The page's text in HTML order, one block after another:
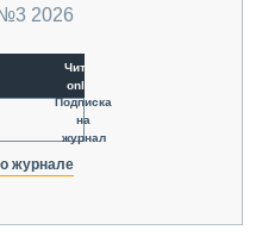
2026
Читать
online
Подписка
на
журнал
журнале